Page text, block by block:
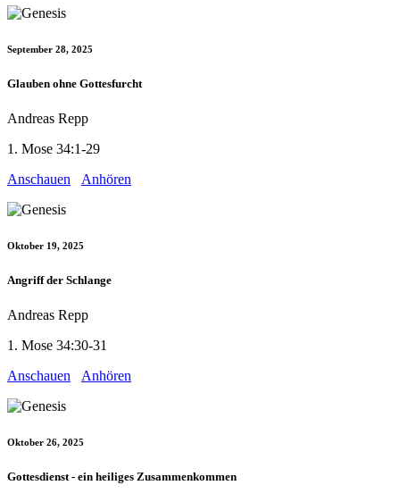
September 28, 2025
Glauben ohne Gottesfurcht
Andreas Repp
1. Mose 34:1-29
Anschauen
Anhören
Oktober 19, 2025
Angriff der Schlange
Andreas Repp
1. Mose 34:30-31
Anschauen
Anhören
Oktober 26, 2025
Gottesdienst - ein heiliges Zusammenkommen